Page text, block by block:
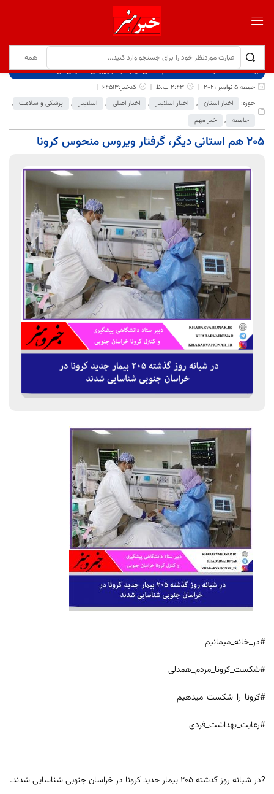
برگ نخست نوشته‌ها
۲۰۵ هم استانی دیگر، گرفتار ویروس منحوس کرونا
جمعه 5 نوامبر 2021
2:43 ب.ظ
کدخبر:64513
حوزه:
اخبار استان , اخبار اسلایدر , اخبار اصلی , اسلایدر , پزشکی و سلامت ,
جامعه , خبر مهم
۲۰۵ هم استانی دیگر، گرفتار ویروس منحوس کرونا
#در_خانه_میمانیم
#شکست_کرونا_مردم_همدلی
#کرونا_را_شکست_میدهیم
#رعایت_بهداشت_فردی
?در شبانه روز گذشته ۲۰۵ بیمار جدید کرونا در خراسان جنوبی شناسایی شدند.